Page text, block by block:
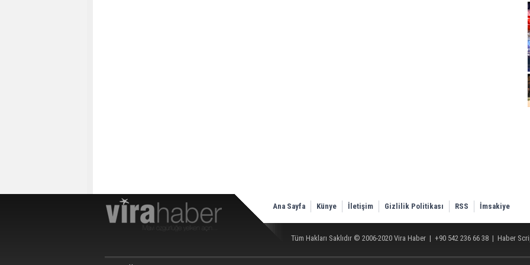
Ana Sayfa Künye İletişim Gizlilik Politikası RSS İmsakiye
Tüm Hakları Saklıdır © 2006-2020 Vira Haber | +90 542 236 66 38 | Haber